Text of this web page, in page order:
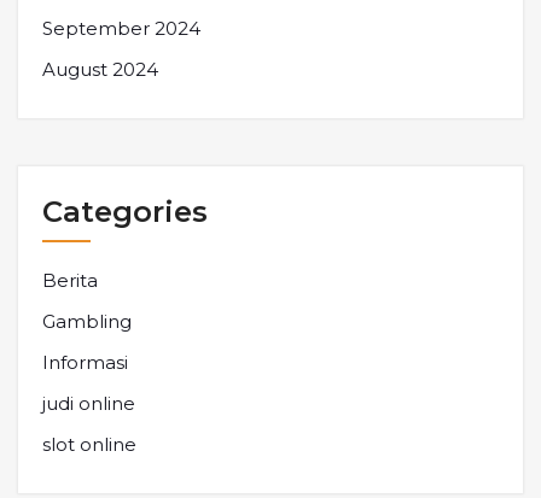
September 2024
August 2024
Categories
Berita
Gambling
Informasi
judi online
slot online